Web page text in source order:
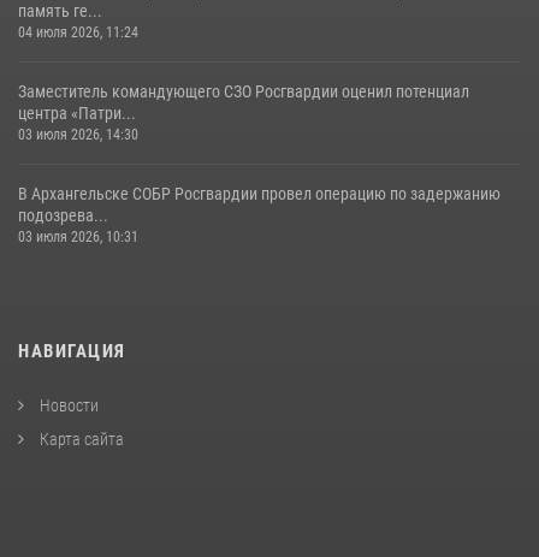
память ге...
04 июля 2026, 11:24
Заместитель командующего СЗО Росгвардии оценил потенциал
центра «Патри...
03 июля 2026, 14:30
В Архангельске СОБР Росгвардии провел операцию по задержанию
подозрева...
03 июля 2026, 10:31
НАВИГАЦИЯ
Новости
Карта сайта